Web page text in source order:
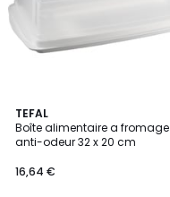
TEFAL
Boîte alimentaire a fromage
anti-odeur 32 x 20 cm
16,64 €
4
/
5